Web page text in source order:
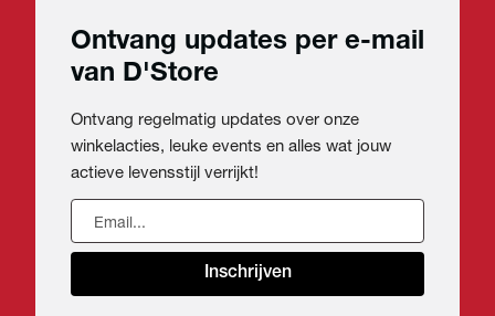
Ontvang updates per e-mail
van D'Store
Ontvang regelmatig updates over onze
winkelacties, leuke events en alles wat jouw
actieve levensstijl verrijkt!
Inschrijven